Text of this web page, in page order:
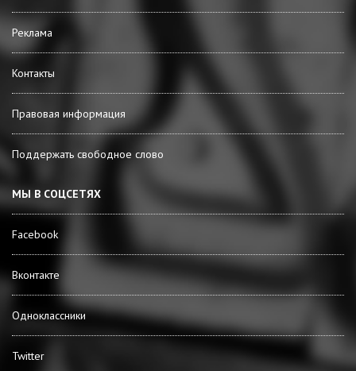
Реклама
Контакты
Правовая информация
Поддержать свободное слово
МЫ В СОЦСЕТЯХ
Facebook
Вконтакте
Одноклассники
Twitter